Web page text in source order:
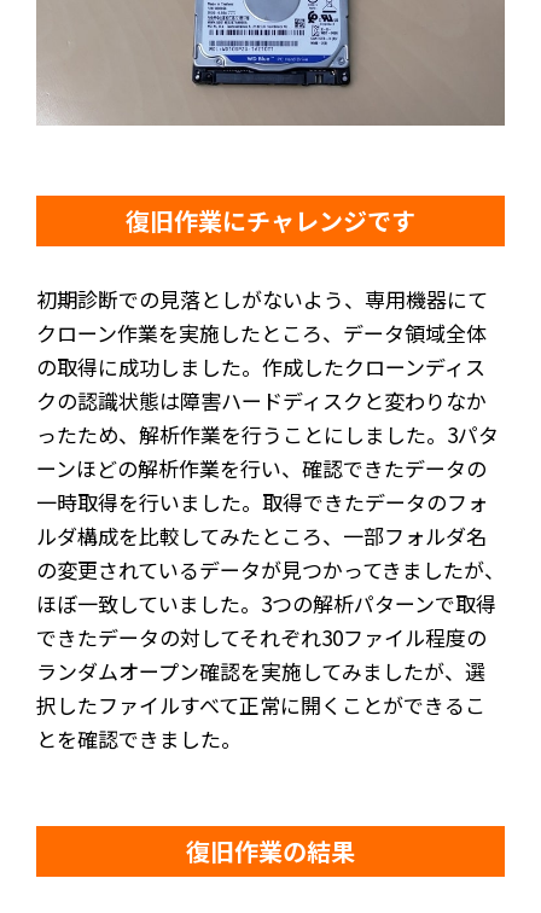
復旧作業にチャレンジです
初期診断での見落としがないよう、専用機器にて
クローン作業を実施したところ、データ領域全体
の取得に成功しました。作成したクローンディス
クの認識状態は障害ハードディスクと変わりなか
ったため、解析作業を行うことにしました。3パタ
ーンほどの解析作業を行い、確認できたデータの
一時取得を行いました。取得できたデータのフォ
ルダ構成を比較してみたところ、一部フォルダ名
の変更されているデータが見つかってきましたが、
ほぼ一致していました。3つの解析パターンで取得
できたデータの対してそれぞれ30ファイル程度の
ランダムオープン確認を実施してみましたが、選
択したファイルすべて正常に開くことができるこ
とを確認できました。
復旧作業の結果